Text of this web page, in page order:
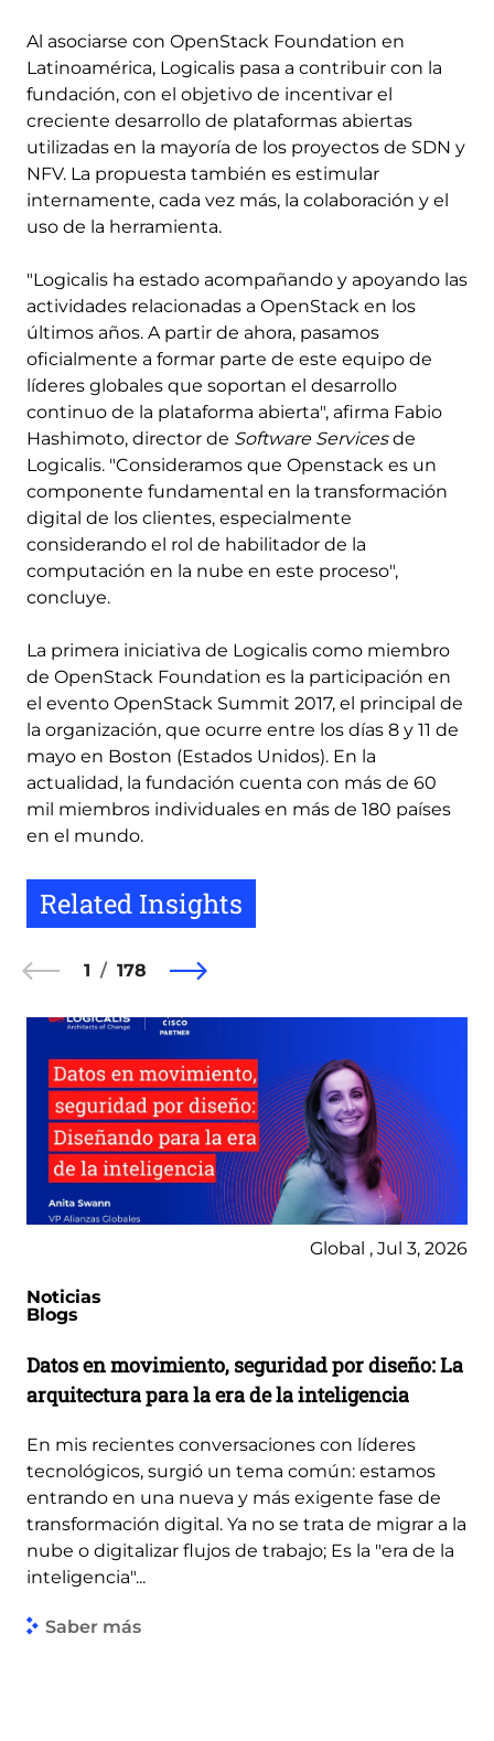
Al asociarse con OpenStack Foundation en
Latinoamérica, Logicalis pasa a contribuir con la
fundación, con el objetivo de incentivar el
creciente desarrollo de plataformas abiertas
utilizadas en la mayoría de los proyectos de SDN y
NFV. La propuesta también es estimular
internamente, cada vez más, la colaboración y el
uso de la herramienta.
"Logicalis ha estado acompañando y apoyando las
actividades relacionadas a OpenStack en los
últimos años. A partir de ahora, pasamos
oficialmente a formar parte de este equipo de
líderes globales que soportan el desarrollo
continuo de la plataforma abierta", afirma Fabio
Hashimoto, director de Software Servicesde
Logicalis. "Consideramos que Openstack es un
componente fundamental en la transformación
digital de los clientes, especialmente
considerando el rol de habilitador de la
computación en la nube en este proceso",
concluye.
La primera iniciativa de Logicalis como miembro
de OpenStack Foundation es la participación en
el evento OpenStack Summit 2017, el principal de
la organización, que ocurre entre los días 8 y 11 de
mayo en Boston (Estados Unidos). En la
actualidad, la fundación cuenta con más de 60
mil miembros individuales en más de 180 países
en el mundo.
Related Insights
1 178
Global , Jul 3, 2026
Noticias
Blogs
Datos en movimiento, seguridad por diseño: La
arquitectura para la era de la inteligencia
En mis recientes conversaciones con líderes
tecnológicos, surgió un tema común: estamos
entrando en una nueva y más exigente fase de
transformación digital. Ya no se trata de migrar a la
nube o digitalizar flujos de trabajo; Es la "era de la
inteligencia"...
Saber más